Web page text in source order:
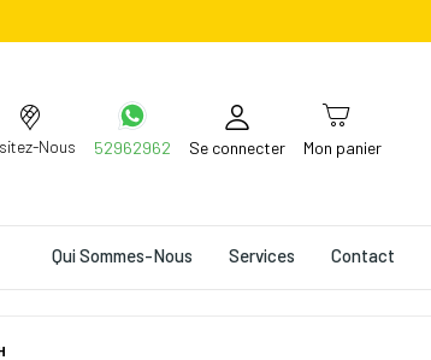
Nous 52962962 Se connecter Mon panier
Qui Sommes-Nous Services Contact